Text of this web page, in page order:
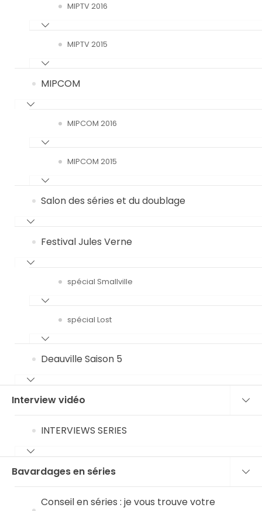
MIPTV 2016
MIPTV 2015
MIPCOM
MIPCOM 2016
MIPCOM 2015
Salon des séries et du doublage
Festival Jules Verne
spécial Smallville
spécial Lost
Deauville Saison 5
Interview vidéo
INTERVIEWS SERIES
Bavardages en séries
Conseil en séries : je vous trouve votre